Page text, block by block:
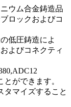
ウム合金鋳造品
ロックおよびコ
低圧鋳造によ
よびコネクティ
ができます。
タマイズすること